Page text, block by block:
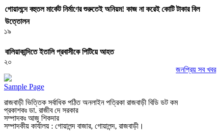
গোয়ালন্দে বহুতল মার্কেট নির্মাণের শুরুতেই অনিয়ম! কাজ না করেই কোটি টাকার বিল
উত্তোলন
১৯
বালিয়াকান্দিতে ইতালি প্রবাসীকে পিটিয়ে আহত
২০
জনপ্রিয় সব খবর
Sample Page
রাজবাড়ী ভিত্তিক সর্বাধিক পঠিত অনলাইন পত্রিকা রাজবাড়ী বিডি ডট কম
প্রকাশকঃ ডা. রাজীব দে সরকার
সম্পাদকঃ আজু শিকদার
সম্পাদকীয় কার্যালয় : গোয়ালন্দ বাজার, গোয়ালন্দ, রাজবাড়ী।